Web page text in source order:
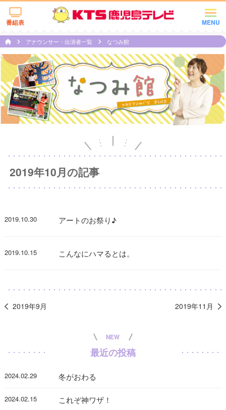
MENU
番組表
アナウンサー・出演者一覧 なつみ館
2019年10月の記事
2019.10.30 アートのお祭り♪
2019.10.15 こんなにハマるとは。
2019年9月 2019年11月
NEW
最近の投稿
2024.02.29 冬がおわる
2024.02.15 これぞ神ワザ！